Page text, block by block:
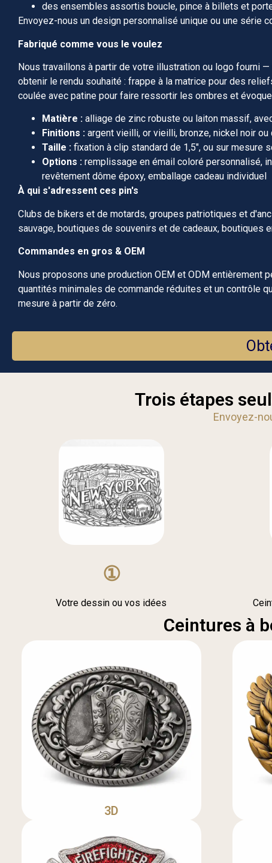
des ensembles assortis boucle, pince à billets et
Envoyez-nous un design personnalisé unique ou une série
Fabriqué comme vous le voulez
Nous travaillons à partir de votre illustration ou logo fourni
obtenir le rendu souhaité : frappe à la matrice pour des
coulée avec patine pour faire ressortir les ombres et
Matière : alliage de zinc robuste ou laiton massif,
Finitions : argent vieilli, or vieilli, bronze, nickel noir ou
Taille : fixation à clip standard de 1,5″, ou sur mesure
Options : remplissage en émail coloré personnalisé,
revêtement dôme époxy, emballage cadeau individuel
À qui s'adressent ces pin's
Clubs de bikers et de motards, groupes patriotiques et
sauvage, boutiques de souvenirs et de cadeaux, boutiques
Commandes en gros & OEM
Nous proposons une production OEM et ODM
quantités minimales de commande réduites et un contrôle
mesure à partir de zéro.
Trois étapes
Envoyez-
①
Votre dessin ou vos idées
Ceintures à
3D